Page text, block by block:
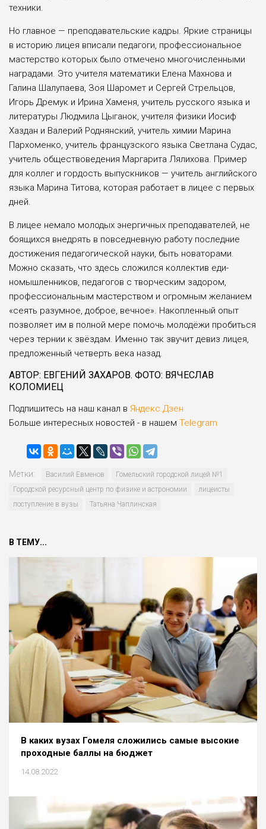
техники.
Но главное — преподавательские кадры. Яркие страницы
в историю лицея вписа­ли педагоги, профессиональное
мастерство которых было отмечено многочисленными
наградами. Это учителя математики Елена Махнова и
Галина Шалупаева, Зоя Шаромет и Сергей Стрельцов,
Игорь Дремук и Ири­на Хаменя, учитель русского языка и
лите­ратуры Людмила Цыганок, учителя физики Иосиф
Хаздан и Валерий Роднянский, учи­тель химии Марина
Пархоменко, учитель французского языка Светлана Судас,
учи­тель обществоведения Маргарита Лялихова. Пример
для коллег и гордость выпускников — учитель английского
языка Марина Тито­ва, которая работает в лицее с первых
дней.
В лицее немало молодых энергичных пре­подавателей, не
боящихся внедрять в повсед­невную работу последние
достижения педа­гогической науки, быть новаторами.
Можно сказать, что здесь сложился коллектив еди­
номышленников, педагогов с творческим задором,
профессиональным мастерством и огромным желанием
«сеять разумное, доброе, вечное». Накопленный опыт
позволяет им в полной мере помочь молодёжи пробить­ся
через тернии к звёздам. Именно так зву­чит девиз лицея,
предложенный четверть века назад.
АВТОР: ЕВГЕНИЙ ЗАХАРОВ. ФОТО: ВЯЧЕСЛАВ
КОЛОМИЕЦ
Подпишитесь на наш канал в Яндекс.Дзен
Больше интересных новостей - в нашем Telegram
Метки: Василий Евменов
Гомельский городской лицей №1
Городской ресурсный центр по физи­ке и астрономии
лицеисты
поступление в вузы
Татьяна Чаплинская
В ТЕМУ...
В каких вузах Гомеля сложились самые высокие
проходные баллы на бюджет
14.08.2022